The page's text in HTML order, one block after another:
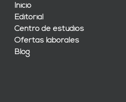
Inicio
Editorial
Centro de estudios
Ofertas laborales
Blog